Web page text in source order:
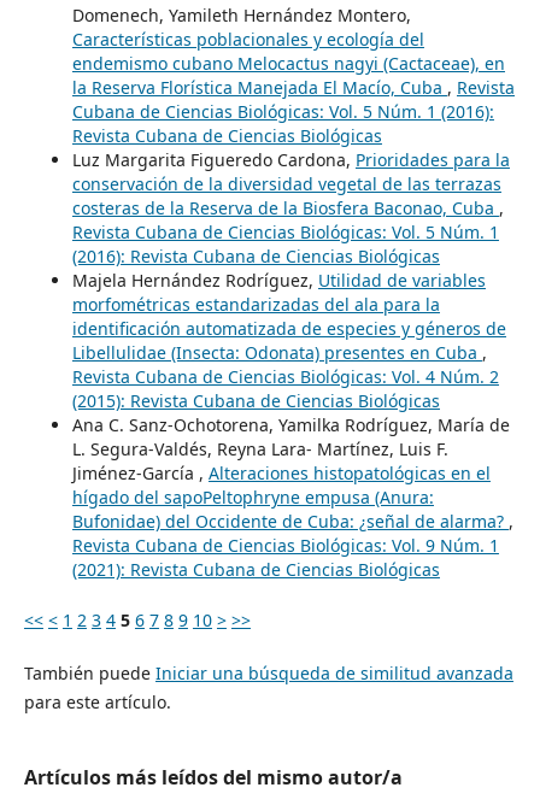
Domenech, Yamileth Hernández Montero,
Características poblacionales y ecología del
endemismo cubano Melocactus nagyi (Cactaceae), en
la Reserva Florística Manejada El Macío, Cuba , Revista
Cubana de Ciencias Biológicas: Vol. 5 Núm. 1 (2016):
Revista Cubana de Ciencias Biológicas
Luz Margarita Figueredo Cardona, Prioridades para la
conservación de la diversidad vegetal de las terrazas
costeras de la Reserva de la Biosfera Baconao, Cuba ,
Revista Cubana de Ciencias Biológicas: Vol. 5 Núm. 1
(2016): Revista Cubana de Ciencias Biológicas
Majela Hernández Rodríguez, Utilidad de variables
morfométricas estandarizadas del ala para la
identificación automatizada de especies y géneros de
Libellulidae (Insecta: Odonata) presentes en Cuba ,
Revista Cubana de Ciencias Biológicas: Vol. 4 Núm. 2
(2015): Revista Cubana de Ciencias Biológicas
Ana C. Sanz-Ochotorena, Yamilka Rodríguez, María de
L. Segura-Valdés, Reyna Lara- Martínez, Luis F.
Jiménez-García , Alteraciones histopatológicas en el
hígado del sapoPeltophryne empusa (Anura:
Bufonidae) del Occidente de Cuba: ¿señal de alarma? ,
Revista Cubana de Ciencias Biológicas: Vol. 9 Núm. 1
(2021): Revista Cubana de Ciencias Biológicas
<< < 1 2 3 4 5 6 7 8 9 10 > >>
También puede Iniciar una búsqueda de similitud avanzada
para este artículo.
Artículos más leídos del mismo autor/a